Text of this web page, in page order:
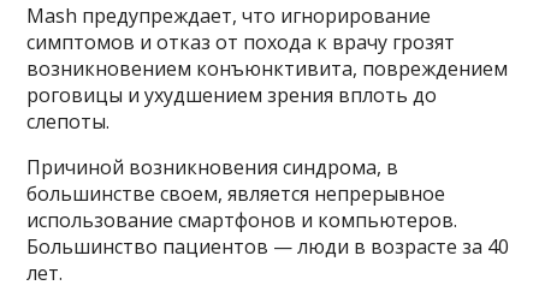
Mash предупреждает, что игнорирование
симптомов и отказ от похода к врачу грозят
возникновением конъюнктивита, повреждением
роговицы и ухудшением зрения вплоть до
слепоты.
Причиной возникновения синдрома, в
большинстве своем, является непрерывное
использование смартфонов и компьютеров.
Большинство пациентов — люди в возрасте за 40
лет.